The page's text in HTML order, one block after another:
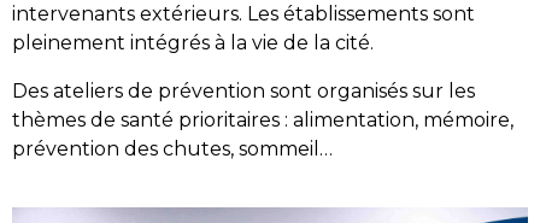
intervenants extérieurs. Les établissements sont
pleinement intégrés à la vie de la cité.
Des ateliers de prévention sont organisés sur les
thèmes de santé prioritaires : alimentation, mémoire,
prévention des chutes, sommeil…